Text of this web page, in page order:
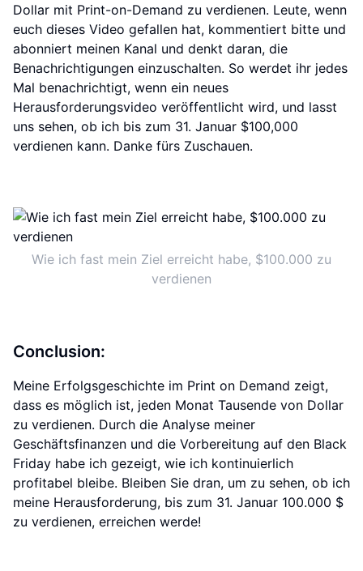
Dollar mit Print-on-Demand zu verdienen. Leute, wenn
euch dieses Video gefallen hat, kommentiert bitte und
abonniert meinen Kanal und denkt daran, die
Benachrichtigungen einzuschalten. So werdet ihr jedes
Mal benachrichtigt, wenn ein neues
Herausforderungsvideo veröffentlicht wird, und lasst
uns sehen, ob ich bis zum 31. Januar $100,000
verdienen kann. Danke fürs Zuschauen.
Wie ich fast mein Ziel erreicht habe, $100.000 zu
verdienen
Conclusion:
Meine Erfolgsgeschichte im Print on Demand zeigt,
dass es möglich ist, jeden Monat Tausende von Dollar
zu verdienen. Durch die Analyse meiner
Geschäftsfinanzen und die Vorbereitung auf den Black
Friday habe ich gezeigt, wie ich kontinuierlich
profitabel bleibe. Bleiben Sie dran, um zu sehen, ob ich
meine Herausforderung, bis zum 31. Januar 100.000 $
zu verdienen, erreichen werde!